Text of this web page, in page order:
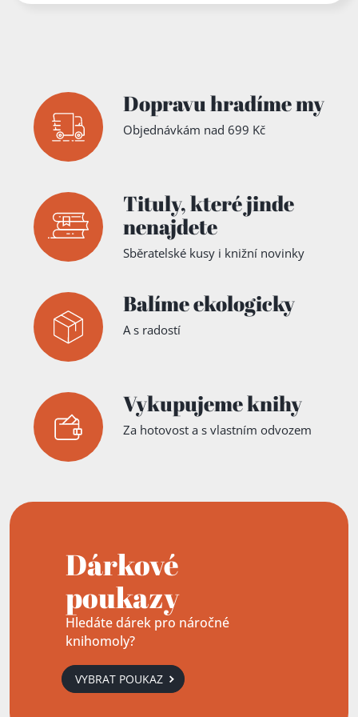
Dopravu hradíme my
Objednávkám nad 699 Kč
Tituly,které jinde
nenajdete
Sběratelské kusy i knižní novinky
Balíme ekologicky
A s radostí
Vykupujeme knihy
Za hotovost a s vlastním odvozem
Dárkové
poukazy
Hledáte dárek pro náročné
knihomoly?
VYBRAT POUKAZ